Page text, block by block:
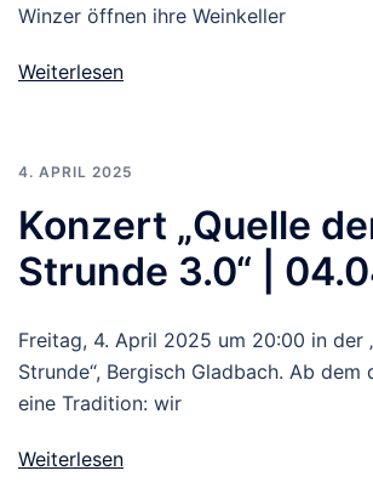
Winzer öffnen ihre Weinkeller
Weiterlesen
4. APRIL 2025
Konzert „Quelle
Strunde 3.0“ |
Freitag, 4. April 2025 um 20:00 in der
Strunde“, Bergisch Gladbach. Ab
eine Tradition: wir
Weiterlesen